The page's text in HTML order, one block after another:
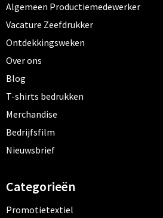
Algemeen Productiemedewerker
Vacature Zeefdrukker
Ontdekkingsweken
Over ons
Blog
T-shirts bedrukken
Merchandise
Bedrijfsfilm
Nieuwsbrief
Categorieën
Promotietextiel